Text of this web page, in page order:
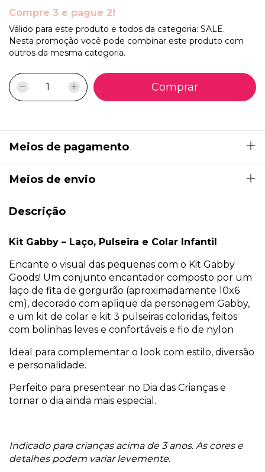
Compre 3 e pague 2!
Válido para este produto e todos da categoria: SALE.
Nesta promoção você pode combinar este produto com
outros da mesma categoria.
Meios de pagamento
Meios de envio
Descrição
Kit Gabby – Laço, Pulseira e Colar Infantil
Encante o visual das pequenas com o Kit Gabby
Goods! Um conjunto encantador composto por um
laço de fita de gorgurão (aproximadamente 10x6
cm), decorado com aplique da personagem Gabby,
e um kit de colar e kit 3 pulseiras coloridas, feitos
com bolinhas leves e confortáveis e fio de nylon
Ideal para complementar o look com estilo, diversão
e personalidade.
Perfeito para presentear no Dia das Crianças e
tornar o dia ainda mais especial.
Indicado para crianças acima de 3 anos. As cores e
detalhes podem variar levemente.